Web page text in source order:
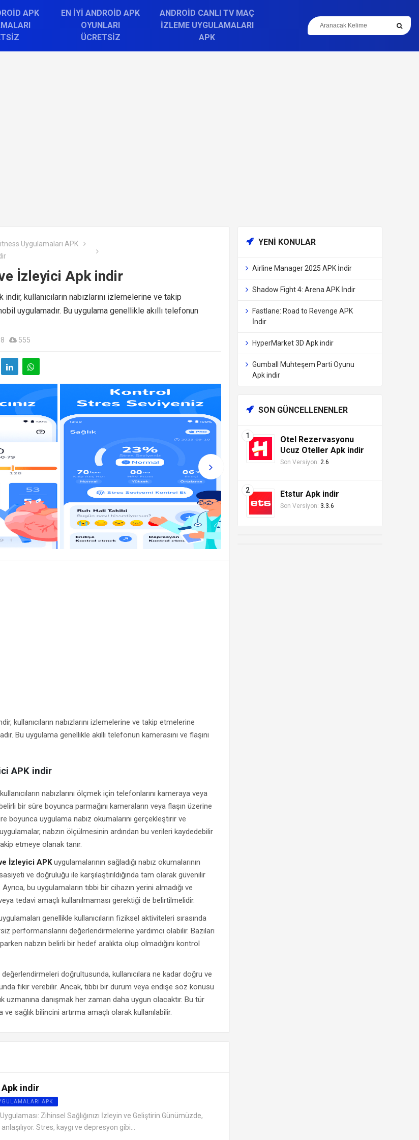
APK
EN İYI ANDROID APK
OYUNLARI
ÜCRETSIZ
ANDROID CANLI TV MAÇ
İZLEME UYGULAMALARI
APK
Uygulamaları APK
İzleyici Apk indir
kullanıcıların nabızlarını izlemelerine ve takip
uygulamadır. Bu uygulama genellikle akıllı telefonun
555
kullanıcıların nabızlarını izlemelerine ve takip etmelerine
Bu uygulama genellikle akıllı telefonun kamerasını ve flaşını
APK indir
nabızlarını ölçmek için telefonlarını kameraya veya
bir süre boyunca parmağını kameraların veya flaşın üzerine
boyunca uygulama nabız okumalarını gerçekleştirir ve
uygulamalar, nabzın ölçülmesinin ardından bu verileri kaydedebilir
etmeye olanak tanır.
İzleyici APKuygulamalarının sağladığı nabız okumalarının
ve doğruluğu ile karşılaştırıldığında tam olarak güvenilir
bu uygulamaların tıbbi bir cihazın yerini almadığı ve
tedavi amaçlı kullanılmaması gerektiği de belirtilmelidir.
genellikle kullanıcıların fiziksel aktiviteleri sırasında
performanslarını değerlendirmelerine yardımcı olabilir. Bazıları
nabzın belirli bir hedef aralıkta olup olmadığını kontrol
değerlendirmeleri doğrultusunda, kullanıcılara ne kadar doğru ve
fikir verebilir. Ancak, tıbbi bir durum veya endişe söz konusu
uzmanına danışmak her zaman daha uygun olacaktır. Bu tür
sağlık bilincini artırma amaçlı olarak kullanılabilir.
indir
APK
Zihinsel Sağlığınızı İzleyin ve Geliştirin.Günümüzde,
Stres, kaygı ve depresyon gibi...
YENI KONULAR
Airline Manager 2025 APK İndir
Shadow Fight 4: Arena APK İndir
Fastlane: Road to Revenge APK
İndir
HyperMarket 3D Apk indir
Gumball Muhteşem Parti Oyunu
Apk indir
SON GÜNCELLENENLER
Otel Rezervasyonu
Ucuz Oteller Apk indir
Son Versiyon: 2.6
Etstur Apk indir
Son Versiyon: 3.3.6